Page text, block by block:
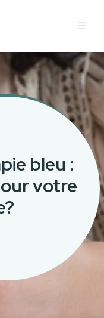
bleu :
votre